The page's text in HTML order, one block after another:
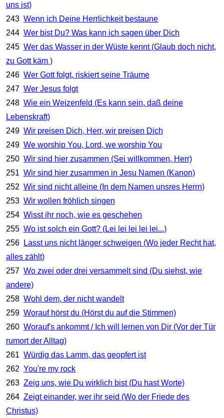
uns ist)
243 Wenn ich Deine Herrlichkeit bestaune
244 Wer bist Du? Was kann ich sagen über Dich
245 Wer das Wasser in der Wüste kennt (Glaub doch nicht,
zu Gott käm )
246 Wer Gott folgt, riskiert seine Träume
247 Wer Jesus folgt
248 Wie ein Weizenfeld (Es kann sein, daß deine
Lebenskraft)
249 Wir preisen Dich, Herr, wir preisen Dich
249 We worship You, Lord, we worship You
250 Wir sind hier zusammen (Sei willkommen, Herr)
251 Wir sind hier zusammen in Jesu Namen (Kanon)
252 Wir sind nicht alleine (In dem Namen unsres Herrn)
253 Wir wollen fröhlich singen
254 Wisst ihr noch, wie es geschehen
255 Wo ist solch ein Gott? (Lei lei lei lei lei...)
256
Lasst uns nicht länger schweigen (Wo jeder Recht hat,
alles zählt)
257 Wo zwei oder drei versammelt sind (Du siehst, wie
andere)
258 Wohl dem, der nicht wandelt
259 Worauf hörst du (Hörst du auf die Stimmen)
260 Worauf's ankommt / Ich will lernen von Dir (Vor der Tür
rumort der Alltag)
261 Würdig das Lamm, das geopfert ist
262 You're my rock
263 Zeig uns, wie Du wirklich bist (Du hast Worte)
264 Zeigt einander, wer ihr seid (Wo der Friede des
Christus)